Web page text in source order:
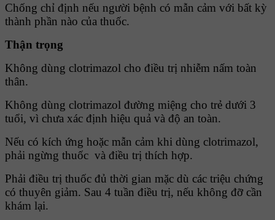
Chống chỉ định nếu người bệnh có mẫn cảm với bất kỳ
thành phần nào của thuốc.
Thận trọng
Không dùng clotrimazol cho điều trị nhiễm nấm toàn
thân.
Không dùng clotrimazol đường miệng cho trẻ dưới 3
tuổi, vì chưa xác định hiệu quả và độ an toàn.
Nếu có kích ứng hoặc mẫn cảm khi dùng clotrimazol,
phải ngừng thuốc và điều trị thích hợp.
Phải điều trị thuốc đủ thời gian mặc dù các triệu chứng
có thuyên giảm. Sau 4 tuần điều trị, nếu không đỡ cần
khám lại.